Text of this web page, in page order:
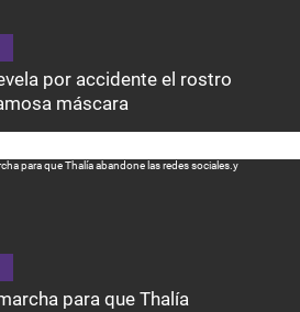
por accidente el rostro
máscara
para que Thalía